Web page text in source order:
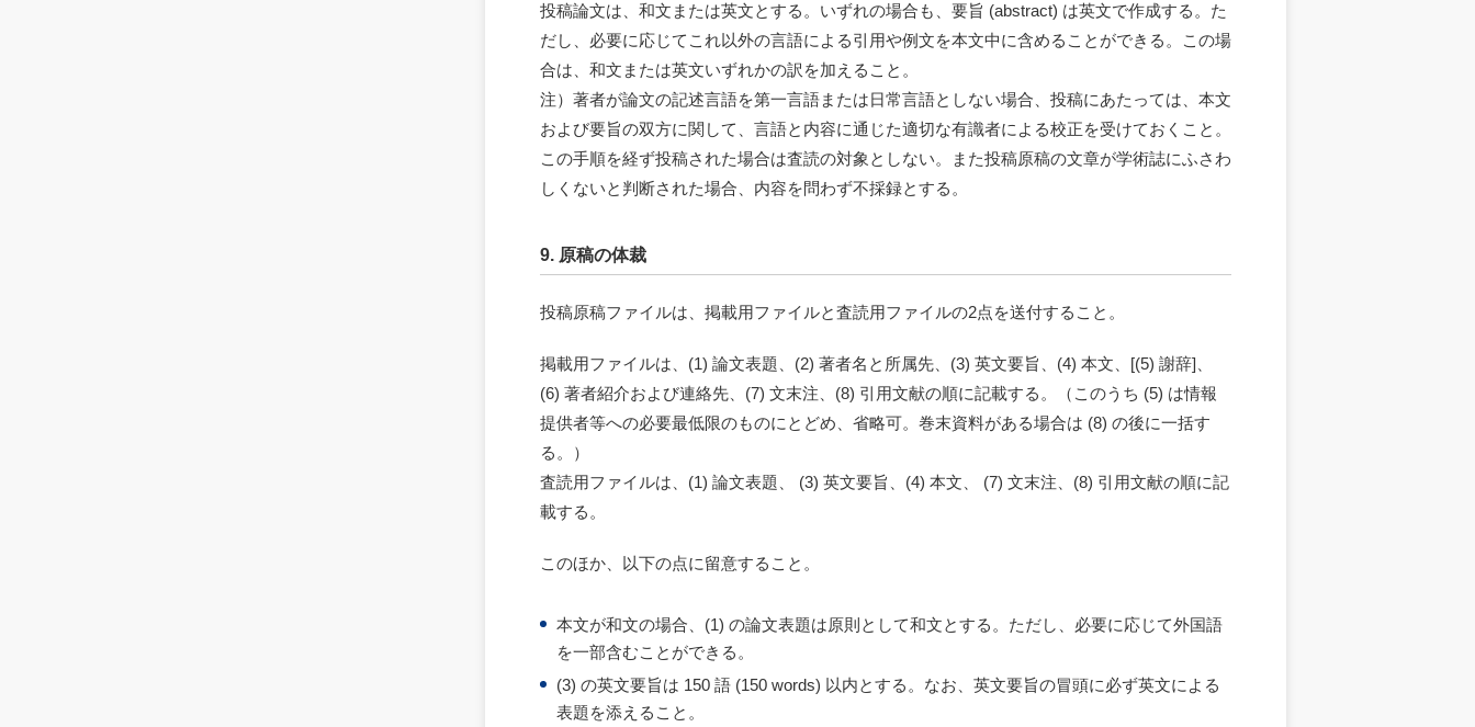
投稿論文は、和文または英文とする。いずれの場合も、要旨 (abstract) は英文で作成する。た
だし、必要に応じてこれ以外の言語による引用や例文を本文中に含めることができる。この場
合は、和文または英文いずれかの訳を加えること。
注）著者が論文の記述言語を第一言語または日常言語としない場合、投稿にあたっては、本文
および要旨の双方に関して、言語と内容に通じた適切な有識者による校正を受けておくこと。
この手順を経ず投稿された場合は査読の対象としない。また投稿原稿の文章が学術誌にふさわ
しくないと判断された場合、内容を問わず不採録とする。
9. 原稿の体裁
投稿原稿ファイルは、掲載用ファイルと査読用ファイルの2点を送付すること。
掲載用ファイルは、(1) 論文表題、(2) 著者名と所属先、(3) 英文要旨、(4) 本文、[(5) 謝辞]、
(6) 著者紹介および連絡先、(7) 文末注、(8) 引用文献の順に記載する。（このうち (5) は情報
提供者等への必要最低限のものにとどめ、省略可。巻末資料がある場合は (8) の後に一括す
る。）
査読用ファイルは、(1) 論文表題、 (3) 英文要旨、(4) 本文、 (7) 文末注、(8) 引用文献の順に記
載する。
このほか、以下の点に留意すること。
本文が和文の場合、(1) の論文表題は原則として和文とする。ただし、必要に応じて外国語
を一部含むことができる。
(3) の英文要旨は 150 語 (150 words) 以内とする。なお、英文要旨の冒頭に必ず英文による
表題を添えること。